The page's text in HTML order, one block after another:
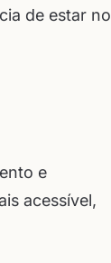
de estar no
e
acessível,